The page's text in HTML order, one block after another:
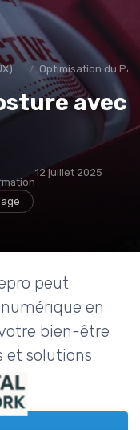
Optimisation du
avec
12 juillet 2025
peut
en
bien-être
et solutions